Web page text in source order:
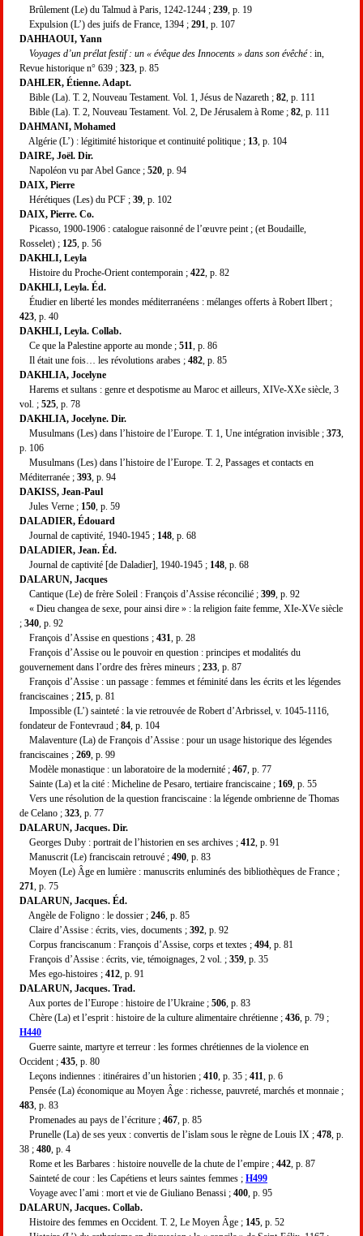
Brûlement (Le) du Talmud à Paris, 1242-1244 ; 239 , p. 19
Expulsion (L’) des juifs de France, 1394 ; 291 , p. 107
DAHHAOUI, Yann
Voyages d’un prélat festif : un « évêque des Innocents » dans son évêché: in,
Revue historique n° 639 ; 323 , p. 85
DAHLER, Étienne. Adapt.
Bible (La). T. 2, Nouveau Testament. Vol. 1, Jésus de Nazareth ; 82 , p. 111
Bible (La). T. 2, Nouveau Testament. Vol. 2, De Jérusalem à Rome ; 82 , p. 111
DAHMANI, Mohamed
Algérie (L’) : légitimité historique et continuité politique ; 13 , p. 104
DAIRE, Joël. Dir.
Napoléon vu par Abel Gance ; 520 , p. 94
DAIX, Pierre
Hérétiques (Les) du PCF ; 39 , p. 102
DAIX, Pierre. Co.
Picasso, 1900-1906 : catalogue raisonné de l’œuvre peint ; (et Boudaille,
Rosselet) ; 125 , p. 56
DAKHLI, Leyla
Histoire du Proche-Orient contemporain ; 422 , p. 82
DAKHLI, Leyla. Éd.
Étudier en liberté les mondes méditerranéens : mélanges offerts à Robert Ilbert ;
423 , p. 40
DAKHLI, Leyla. Collab.
Ce que la Palestine apporte au monde ; 511 , p. 86
Il était une fois… les révolutions arabes ; 482 , p. 85
DAKHLIA, Jocelyne
Harems et sultans : genre et despotisme au Maroc et ailleurs, XIVe-XXe siècle, 3
vol. ; 525 , p. 78
DAKHLIA, Jocelyne. Dir.
Musulmans (Les) dans l’histoire de l’Europe. T. 1, Une intégration invisible ; 373
p. 106
Musulmans (Les) dans l’histoire de l’Europe. T. 2, Passages et contacts en
Méditerranée ; 393 , p. 94
DAKISS, Jean-Paul
Jules Verne ; 150 , p. 59
DALADIER, Édouard
Journal de captivité, 1940-1945 ; 148 , p. 68
DALADIER, Jean. Éd.
Journal de captivité [de Daladier], 1940-1945 ; 148 , p. 68
DALARUN, Jacques
Cantique (Le) de frère Soleil : François d’Assise réconcilié ; 399 , p. 92
« Dieu changea de sexe, pour ainsi dire » : la religion faite femme, XIe-XVe siècle
; 340 , p. 92
François d’Assise en questions ; 431 , p. 28
François d’Assise ou le pouvoir en question : principes et modalités du
gouvernement dans l’ordre des frères mineurs ; 233 , p. 87
François d’Assise : un passage : femmes et féminité dans les écrits et les légendes
franciscaines ; 215 , p. 81
Impossible (L’) sainteté : la vie retrouvée de Robert d’Arbrissel, v. 1045-1116,
fondateur de Fontevraud ; 84 , p. 104
Malaventure (La) de François d’Assise : pour un usage historique des légendes
franciscaines ; 269 , p. 99
Modèle monastique : un laboratoire de la modernité ; 467 , p. 77
Sainte (La) et la cité : Micheline de Pesaro, tertiaire franciscaine ; 169 , p. 55
Vers une résolution de la question franciscaine : la légende ombrienne de Thomas
de Celano ; 323 , p. 77
DALARUN, Jacques. Dir.
Georges Duby : portrait de l’historien en ses archives ; 412 , p. 91
Manuscrit (Le) franciscain retrouvé ; 490 , p. 83
Moyen (Le) Âge en lumière : manuscrits enluminés des bibliothèques de France ;
271 , p. 75
DALARUN, Jacques. Éd.
Angèle de Foligno : le dossier ; 246 , p. 85
Claire d’Assise : écrits, vies, documents ; 392 , p. 92
Corpus franciscanum : François d’Assise, corps et textes ; 494 , p. 81
François d’Assise : écrits, vie, témoignages, 2 vol. ; 359 , p. 35
Mes ego-histoires ; 412 , p. 91
DALARUN, Jacques. Trad.
Aux portes de l’Europe : histoire de l’Ukraine ; 506 , p. 83
Chère (La) et l’esprit : histoire de la culture alimentaire chrétienne ; 436 , p. 79 ;
H440
Guerre sainte, martyre et terreur : les formes chrétiennes de la violence en
Occident ; 435 , p. 80
Leçons indiennes : itinéraires d’un historien ; 410 , p. 35 ; 411 , p. 6
Pensée (La) économique au Moyen Âge : richesse, pauvreté, marchés et monnaie ;
483 , p. 83
Promenades au pays de l’écriture ; 467 , p. 85
Prunelle (La) de ses yeux : convertis de l’islam sous le règne de Louis IX ; 478 , p.
38 ; 480 , p. 4
Rome et les Barbares : histoire nouvelle de la chute de l’empire ; 442 , p. 87
Sainteté de cour : les Capétiens et leurs saintes femmes ; H499
Voyage avec l’ami : mort et vie de Giuliano Benassi ; 400 , p. 95
DALARUN, Jacques. Collab.
Histoire des femmes en Occident. T. 2, Le Moyen Âge ; 145 , p. 52